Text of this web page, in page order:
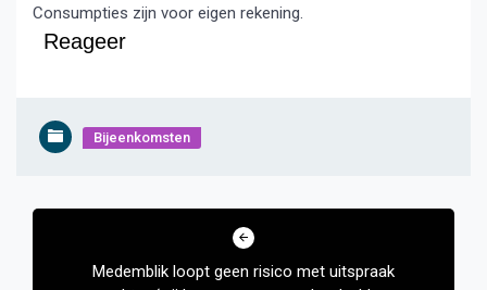
Consumpties zijn voor eigen rekening.
Reageer
Bijeenkomsten
Bericht
Medemblik loopt geen risico met uitspraak